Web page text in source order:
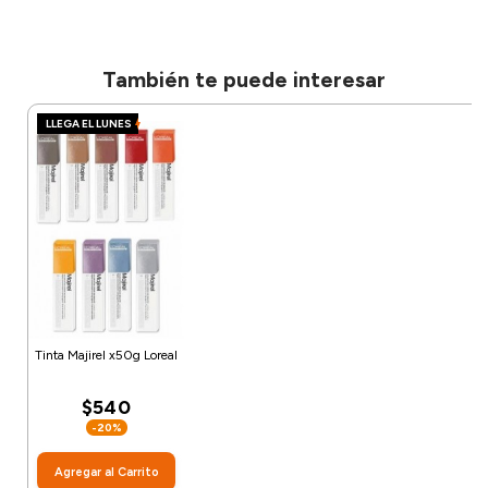
También te puede interesar
LLEGA EL LUNES
Tinta Majirel x50g Loreal
$540
-20%
Agregar al Carrito